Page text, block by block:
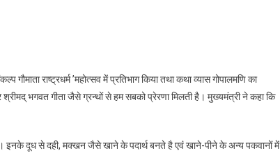
राष्ट्रधर्म ’महोत्सव में प्रतिभाग किया तथा कथा व्यास गोपालमणि का
भगवत गीता जैसे ग्रन्थों से हम सबको प्रेरणा मिलती है। मुख्यमंत्री ने कहा कि
इनके दूध से दही, मक्खन जैसे खाने के पदार्थ बनते है एवं खाने-पीने के अन्य पकवानों में